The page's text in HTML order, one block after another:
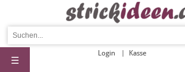
Login Kasse
☰